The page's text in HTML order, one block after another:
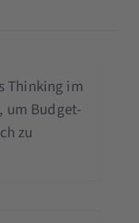
Thinking im
um Budget-
zu